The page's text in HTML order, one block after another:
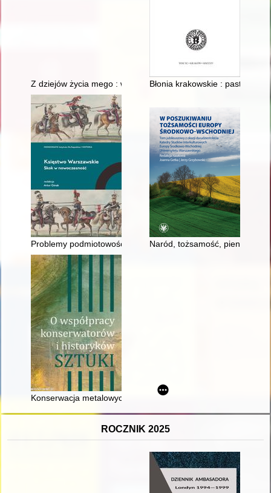
Z dziejów życia mego : wspomnienia. Cz. 3,Błonia krakowskie : pastwisko
Problemy podmiotowości społeczeństwa w Księstwie
Naród, tożsamość, pieniądze :
Konserwacja metalowych sarkofagów królewskich z katedry
ROCZNIK 2025